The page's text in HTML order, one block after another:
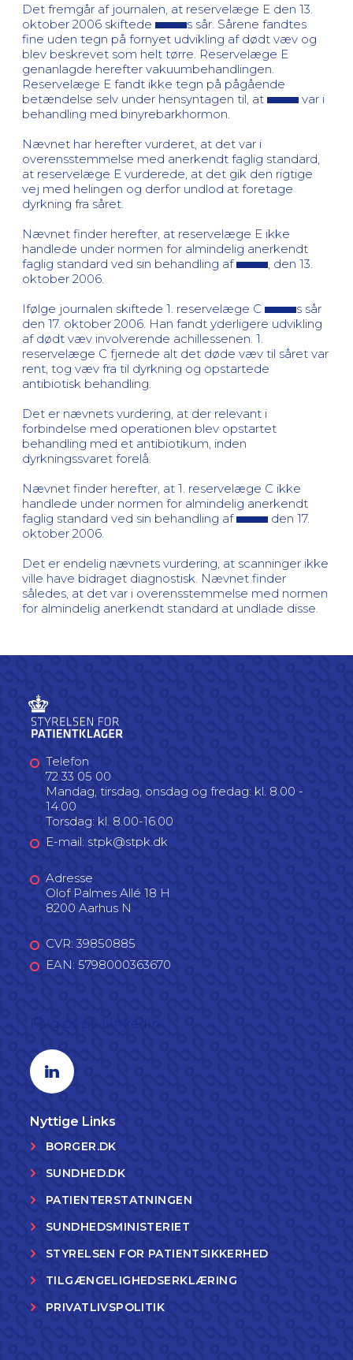
Det fremgår af journalen, at reservelæge E den 13.
oktober 2006 skiftede
s sår. Sårene fandtes
fine uden tegn på fornyet udvikling af dødt væv og
blev beskrevet som helt tørre. Reservelæge E
genanlagde herefter vakuumbehandlingen.
Reservelæge E fandt ikke tegn på pågående
betændelse selv under hensyntagen til, at
var i
behandling med binyrebarkhormon.
Nævnet har herefter vurderet, at det var i
overensstemmelse med anerkendt faglig standard,
at reservelæge E vurderede, at det gik den rigtige
vej med helingen og derfor undlod at foretage
dyrkning fra såret.
Nævnet finder herefter, at reservelæge E ikke
handlede under normen for almindelig anerkendt
faglig standard ved sin behandling af
, den 13.
oktober 2006.
Ifølge journalen skiftede 1. reservelæge C
s sår
den 17. oktober 2006. Han fandt yderligere udvikling
af dødt væv involverende achillessenen. 1.
reservelæge C fjernede alt det døde væv til såret var
rent, tog væv fra til dyrkning og opstartede
antibiotisk behandling.
Det er nævnets vurdering, at der relevant i
forbindelse med operationen blev opstartet
behandling med et antibiotikum, inden
dyrkningssvaret forelå.
Nævnet finder herefter, at 1. reservelæge C ikke
handlede under normen for almindelig anerkendt
faglig standard ved sin behandling af
den 17.
oktober 2006.
Det er endelig nævnets vurdering, at scanninger ikke
ville have bidraget diagnostisk. Nævnet finder
således, at det var i overensstemmelse med normen
for almindelig anerkendt standard at undlade disse.
Telefon
72 33 05 00
Mandag, tirsdag, onsdag og fredag: kl. 8.00 -
14.00
Torsdag: kl. 8.00-16.00
E-mail: stpk@stpk.dk
Adresse
Olof Palmes Allé 18 H
8200 Aarhus N
CVR: 39850885
EAN: 5798000363670
Linkedin profil
Nyttige Links
BORGER.DK
SUNDHED.DK
PATIENTERSTATNINGEN
SUNDHEDSMINISTERIET
STYRELSEN FOR PATIENTSIKKERHED
TILGÆNGELIGHEDSERKLÆRING
PRIVATLIVSPOLITIK